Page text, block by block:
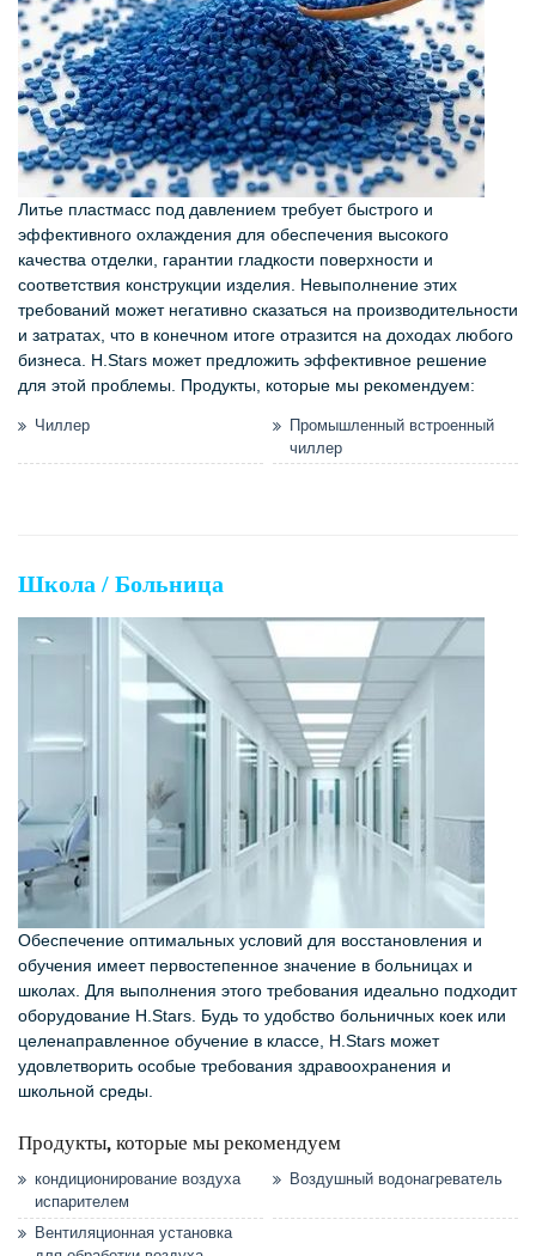
Литье пластмасс под давлением требует быстрого и
эффективного охлаждения для обеспечения высокого
качества отделки, гарантии гладкости поверхности и
соответствия конструкции изделия. Невыполнение этих
требований может негативно сказаться на производительности
и затратах, что в конечном итоге отразится на доходах любого
бизнеса. H.Stars может предложить эффективное решение
для этой проблемы. Продукты, которые мы рекомендуем:
Чиллер
Промышленный встроенный
чиллер
Школа / Больница
Обеспечение оптимальных условий для восстановления и
обучения имеет первостепенное значение в больницах и
школах. Для выполнения этого требования идеально подходит
оборудование H.Stars. Будь то удобство больничных коек или
целенаправленное обучение в классе, H.Stars может
удовлетворить особые требования здравоохранения и
школьной среды.
Продукты, которые мы рекомендуем
кондиционирование воздуха
испарителем
Воздушный водонагреватель
Вентиляционная установка